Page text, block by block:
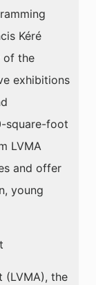
Kéré
of the
exhibitions
square-foot
LVMA
and offer
young
(LVMA), the